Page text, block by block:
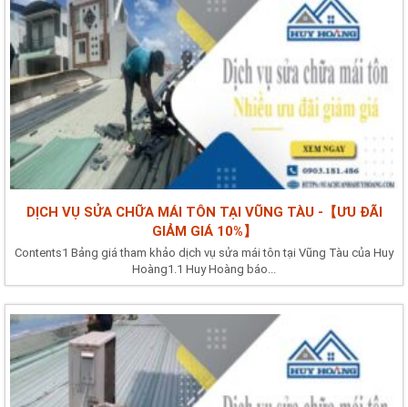
DỊCH VỤ SỬA CHỮA MÁI TÔN TẠI VŨNG TÀU -【ƯU ĐÃI
GIẢM GIÁ 10%】
Contents1 Bảng giá tham khảo dịch vụ sửa mái tôn tại Vũng Tàu của Huy
Hoàng1.1 Huy Hoàng báo...